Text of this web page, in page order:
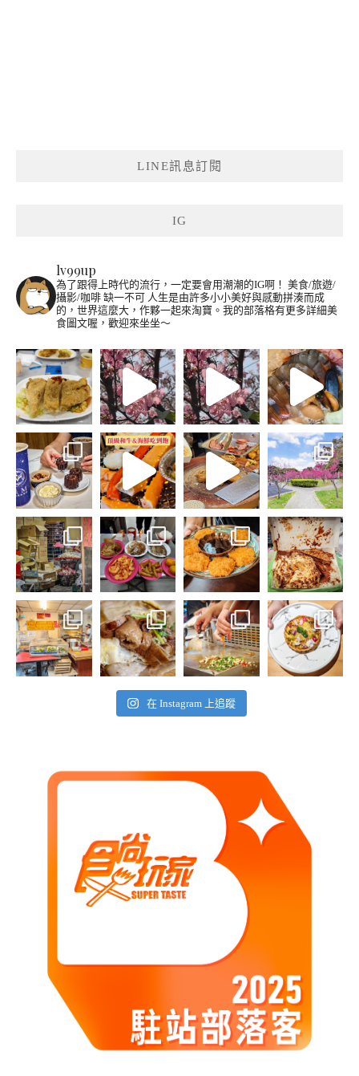
LINE訊息訂閱
IG
lv99up
為了跟得上時代的流行，一定要會用潮潮的IG啊！ 美食/旅遊/
攝影/咖啡 缺一不可 人生是由許多小小美好與感動拼湊而成
的，世界這麼大，作夥一起來淘寶。我的部落格有更多詳細美
食圖文喔，歡迎來坐坐～
在 Instagram 上追蹤